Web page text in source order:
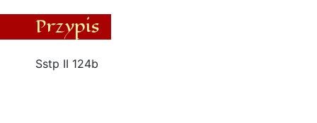
Przypis
Sstp II 124b